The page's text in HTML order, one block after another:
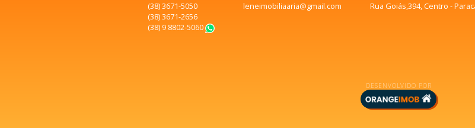
(38) 3671-5050
(38) 3671-2656
(38) 9 8802-5060
leneimobiliaaria@gmail.com Rua Goiás,394, Centro -
DESENVOLVIDO POR